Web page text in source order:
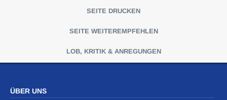
SEITE DRUCKEN
SEITE WEITEREMPFEHLEN
LOB, KRITIK & ANREGUNGEN
ÜBER UNS